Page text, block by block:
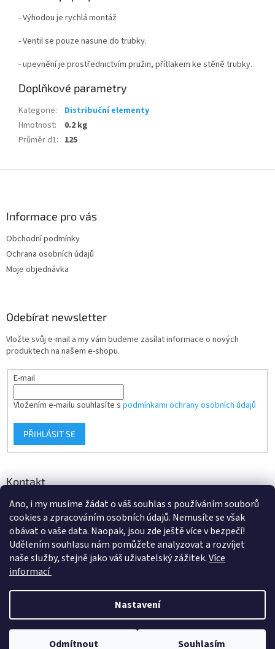
Ano, i my musíme žádat o váš souhlas s používáním souborů
cookies a zpracováním osobních údajů. Nemusíte se však
obávat o vaše data. Naopak, jsou zde ještě více v bezpečí!
Udělením souhlasu nám pomůžete analyzovat a rozvíjet
naše služby, stejně jako váš uživatelský zážitek.Více
informací
Nastavení
Odmítnout Souhlasím
- Výhodou je rychlá montáž
- Ventil se pouze nasune do trubky.
- upevnění je prostřednictvím pružin, přítlakem ke stěně trubky.
Doplňkové parametry
Kategorie:
Distribuční elementy
Hmotnost:
0.2 kg
Průměr d1: 125
Informace pro vás
Obchodní podmínky
Ochrana osobních údajů
Moje objednávka
Odebírat newsletter
Vložte svůj e-mail a my vám budeme zasílat informace o nových
produktech na našem e-shopu.
E-mail
Vložením e-mailu souhlasíte s podmínkami ochrany osobních údajů
PŘIHLÁSIT SE
Kontakt
info@d-klima.cz
+420 517 357 288
Copyright 2026Potrubi.cz. Všechna práva vyhrazena.Upravit